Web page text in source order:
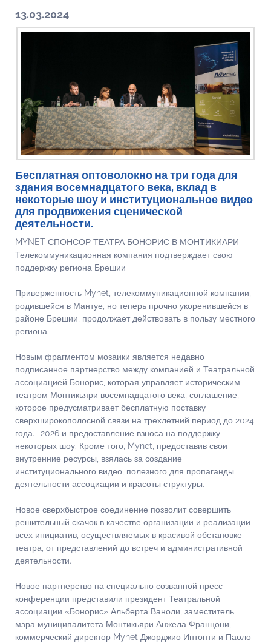
13.03.2024
Бесплатная оптоволокно на три года для
здания восемнадцатого века, вклад в
некоторые шоу и институциональное видео
для продвижения сценической
деятельности.
MYNET СПОНСОР ТЕАТРА БОНОРИС В МОНТИКИАРИ
Телекоммуникационная компания подтверждает свою
поддержку региона Брешии
Приверженность Mynet, телекоммуникационной компании,
родившейся в Мантуе, но теперь прочно укоренившейся в
районе Брешии, продолжает действовать в пользу местного
региона.
Новым фрагментом мозаики является недавно
подписанное партнерство между компанией и Театральной
ассоциацией Бонорис, которая управляет историческим
театром Монтикьяри восемнадцатого века, соглашение,
которое предусматривает бесплатную поставку
сверхширокополосной связи на трехлетний период до 2024
года. -2026 и предоставление взноса на поддержку
некоторых шоу. Кроме того, Mynet, предоставив свои
внутренние ресурсы, взялась за создание
институционального видео, полезного для пропаганды
деятельности ассоциации и красоты структуры.
Новое сверхбыстрое соединение позволит совершить
решительный скачок в качестве организации и реализации
всех инициатив, осуществляемых в красивой обстановке
театра, от представлений до встреч и административной
деятельности.
Новое партнерство на специально созванной пресс-
конференции представили президент Театральной
ассоциации «Бонорис» Альберта Ваноли, заместитель
мэра муниципалитета Монтикьяри Анжела Францони,
коммерческий директор Mynet Джорджио Интонти и Паоло